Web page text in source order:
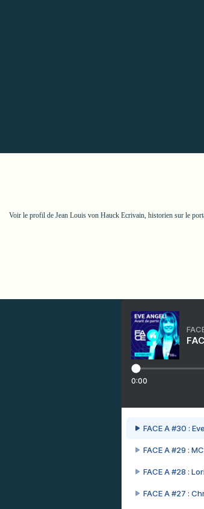
Voir le profil de Jean Louis von Hauck Ecrivain, historien sur le
0:00
FACE A #30 :
FACE A #29 :
FACE A #28 :
FACE A #27 :